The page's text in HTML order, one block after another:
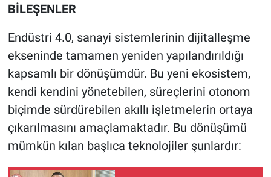
BİLEŞENLER
Endüstri 4.0, sanayi sistemlerinin dijitalleşme
ekseninde tamamen yeniden yapılandırıldığı
kapsamlı bir dönüşümdür. Bu yeni ekosistem,
kendi kendini yönetebilen, süreçlerini otonom
biçimde sürdürebilen akıllı işletmelerin ortaya
çıkarılmasını amaçlamaktadır. Bu dönüşümü
mümkün kılan başlıca teknolojiler şunlardır: